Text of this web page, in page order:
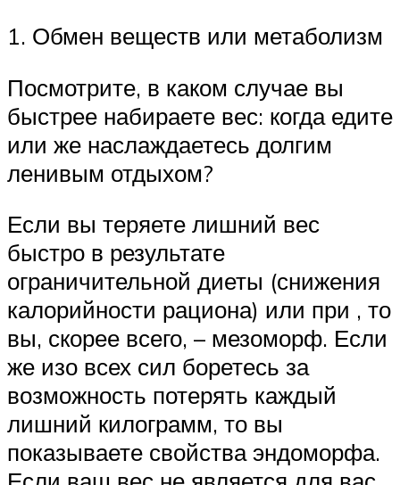
1. Обмен веществ или метаболизм
Посмотрите, в каком случае вы
быстрее набираете вес: когда едите
или же наслаждаетесь долгим
ленивым отдыхом?
Если вы теряете лишний вес
быстро в результате
ограничительной диеты (снижения
калорийности рациона) или при , то
вы, скорее всего, – мезоморф. Если
же изо всех сил боретесь за
возможность потерять каждый
лишний килограмм, то вы
показываете свойства эндоморфа.